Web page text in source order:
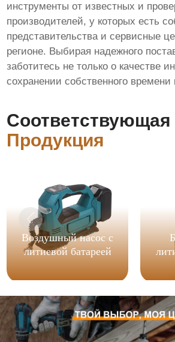
инструменты от известных и
производителей, у которых есть
представительства и сервисные
регионе. Выбирая надежного
заботитесь не только о качестве
сохранении собственного времени
Соответствующая
Продукция
Воздушный насос с
литиевой батареей